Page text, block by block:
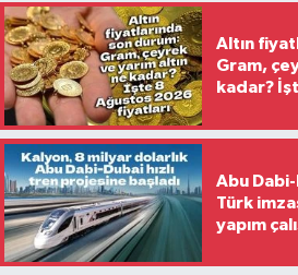
Altın
Gram,
kadar?
Abu
Türk
yapım